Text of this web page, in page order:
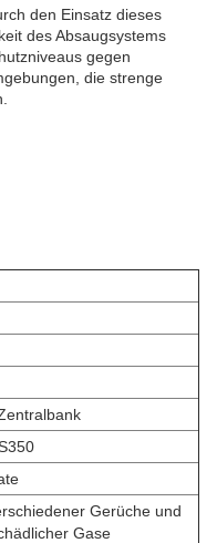
den Einsatz dieses
des Absaugsystems
gegen
die strenge
Gerüche und
Gase